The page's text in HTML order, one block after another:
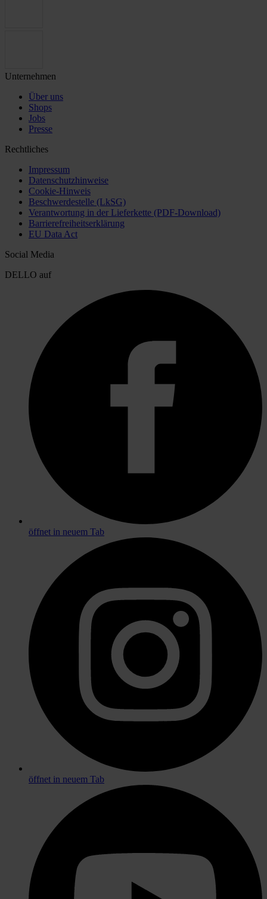
Unternehmen
Über uns
Shops
Jobs
Presse
Rechtliches
Impressum
Datenschutzhinweise
Cookie-Hinweis
Beschwerdestelle (LkSG)
Verantwortung in der Lieferkette (PDF-Download)
Barrierefreiheitserklärung
EU Data Act
Social Media
DELLO auf
öffnet in neuem Tab
öffnet in neuem Tab